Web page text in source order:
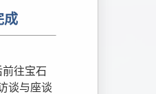
成
往宝石
谈与座谈